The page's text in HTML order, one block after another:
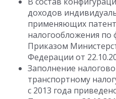
доходов
применяющих
налогообложения
Приказом
Федерации от
Заполнение
транспортному
с 2013 года